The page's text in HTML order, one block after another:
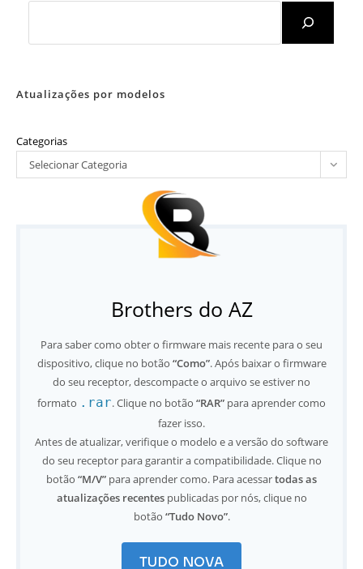
Atualizações por modelos
Categorias
Selecionar Categoria
Brothers do AZ
Para saber como obter o firmware mais recente para o seu
dispositivo, clique no botão “Como”. Após baixar o firmware
do seu receptor, descompacte o arquivo se estiver no
formato .rar. Clique no botão “RAR” para aprender como
fazer isso.
Antes de atualizar, verifique o modelo e a versão do software
do seu receptor para garantir a compatibilidade. Clique no
botão “M/V” para aprender como. Para acessartodas as
atualizações recentespublicadas por nós, clique no
botão “Tudo Novo”.
TUDO NOVA